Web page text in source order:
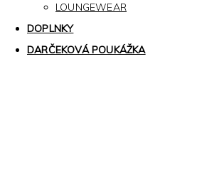
LOUNGEWEAR
DOPLNKY
DARČEKOVÁ POUKÁŽKA